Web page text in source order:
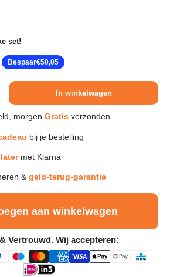
Schoonmaak
set!
Bespaar€50,05
In winkelwagen
morgen Gratis verzonden
bij je bestelling
met Klarna
& geld-terug-garantie
aan winkelwagen
Vertrouwd. Wij accepteren: